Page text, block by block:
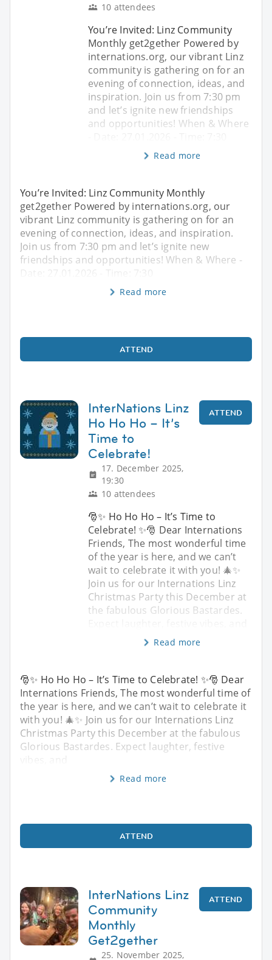
10 attendees
You’re Invited: Linz Community
Monthly get2gether Powered by
internations.org, our vibrant Linz
community is gathering on for an
evening of connection, ideas, and
inspiration. Join us from 7:30 pm
and let’s ignite new friendships
and opportunities! When & Where
Read more
You’re Invited: Linz Community Monthly
get2gether Powered by internations.org, our
vibrant Linz community is gathering on for an
evening of connection, ideas, and inspiration.
Join us from 7:30 pm and let’s ignite new
friendships and opportunities! When & Where -
Date: 27.01.2026 - Time: 7:30
Read more
ATTEND
InterNations Linz
Ho Ho Ho – It’s
Time to
Celebrate!
17. December 2025,
19:30
10 attendees
ATTEND
🎅✨ Ho Ho Ho – It’s Time to
Celebrate! ✨🎅 Dear Internations
Friends, The most wonderful time
of the year is here, and we can’t
wait to celebrate it with you! 🎄✨
Join us for our Internations Linz
Christmas Party this December at
the fabulous Glorious Bastardes.
Read more
🎅✨ Ho Ho Ho – It’s Time to Celebrate! ✨🎅 Dear
Internations Friends, The most wonderful time of
the year is here, and we can’t wait to celebrate it
with you! 🎄✨ Join us for our Internations Linz
Christmas Party this December at the fabulous
Glorious Bastardes. Expect laughter, festive
Read more
ATTEND
InterNations Linz
Community
Monthly
Get2gether
25. November 2025,
ATTEND